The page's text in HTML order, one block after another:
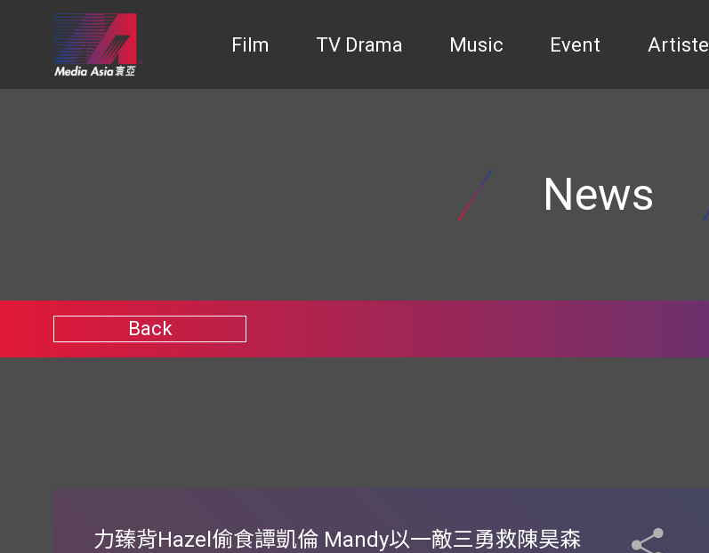
Film TV Drama Music Event Artiste
News
Back
力臻背Hazel偷食譚凱倫 Mandy以一敵三勇救陳昊森